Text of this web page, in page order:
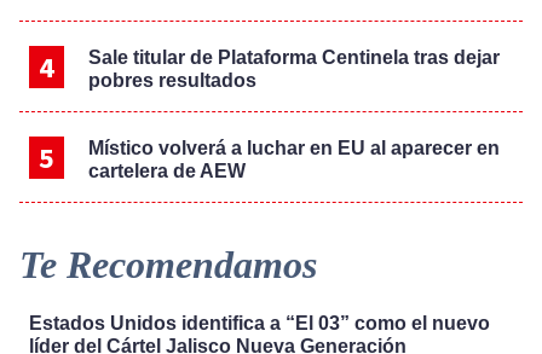
Sale titular de Plataforma Centinela tras dejar
pobres resultados
Místico volverá a luchar en EU al aparecer en
cartelera de AEW
Te Recomendamos
Estados Unidos identifica a “El 03” como el nuevo
líder del Cártel Jalisco Nueva Generación